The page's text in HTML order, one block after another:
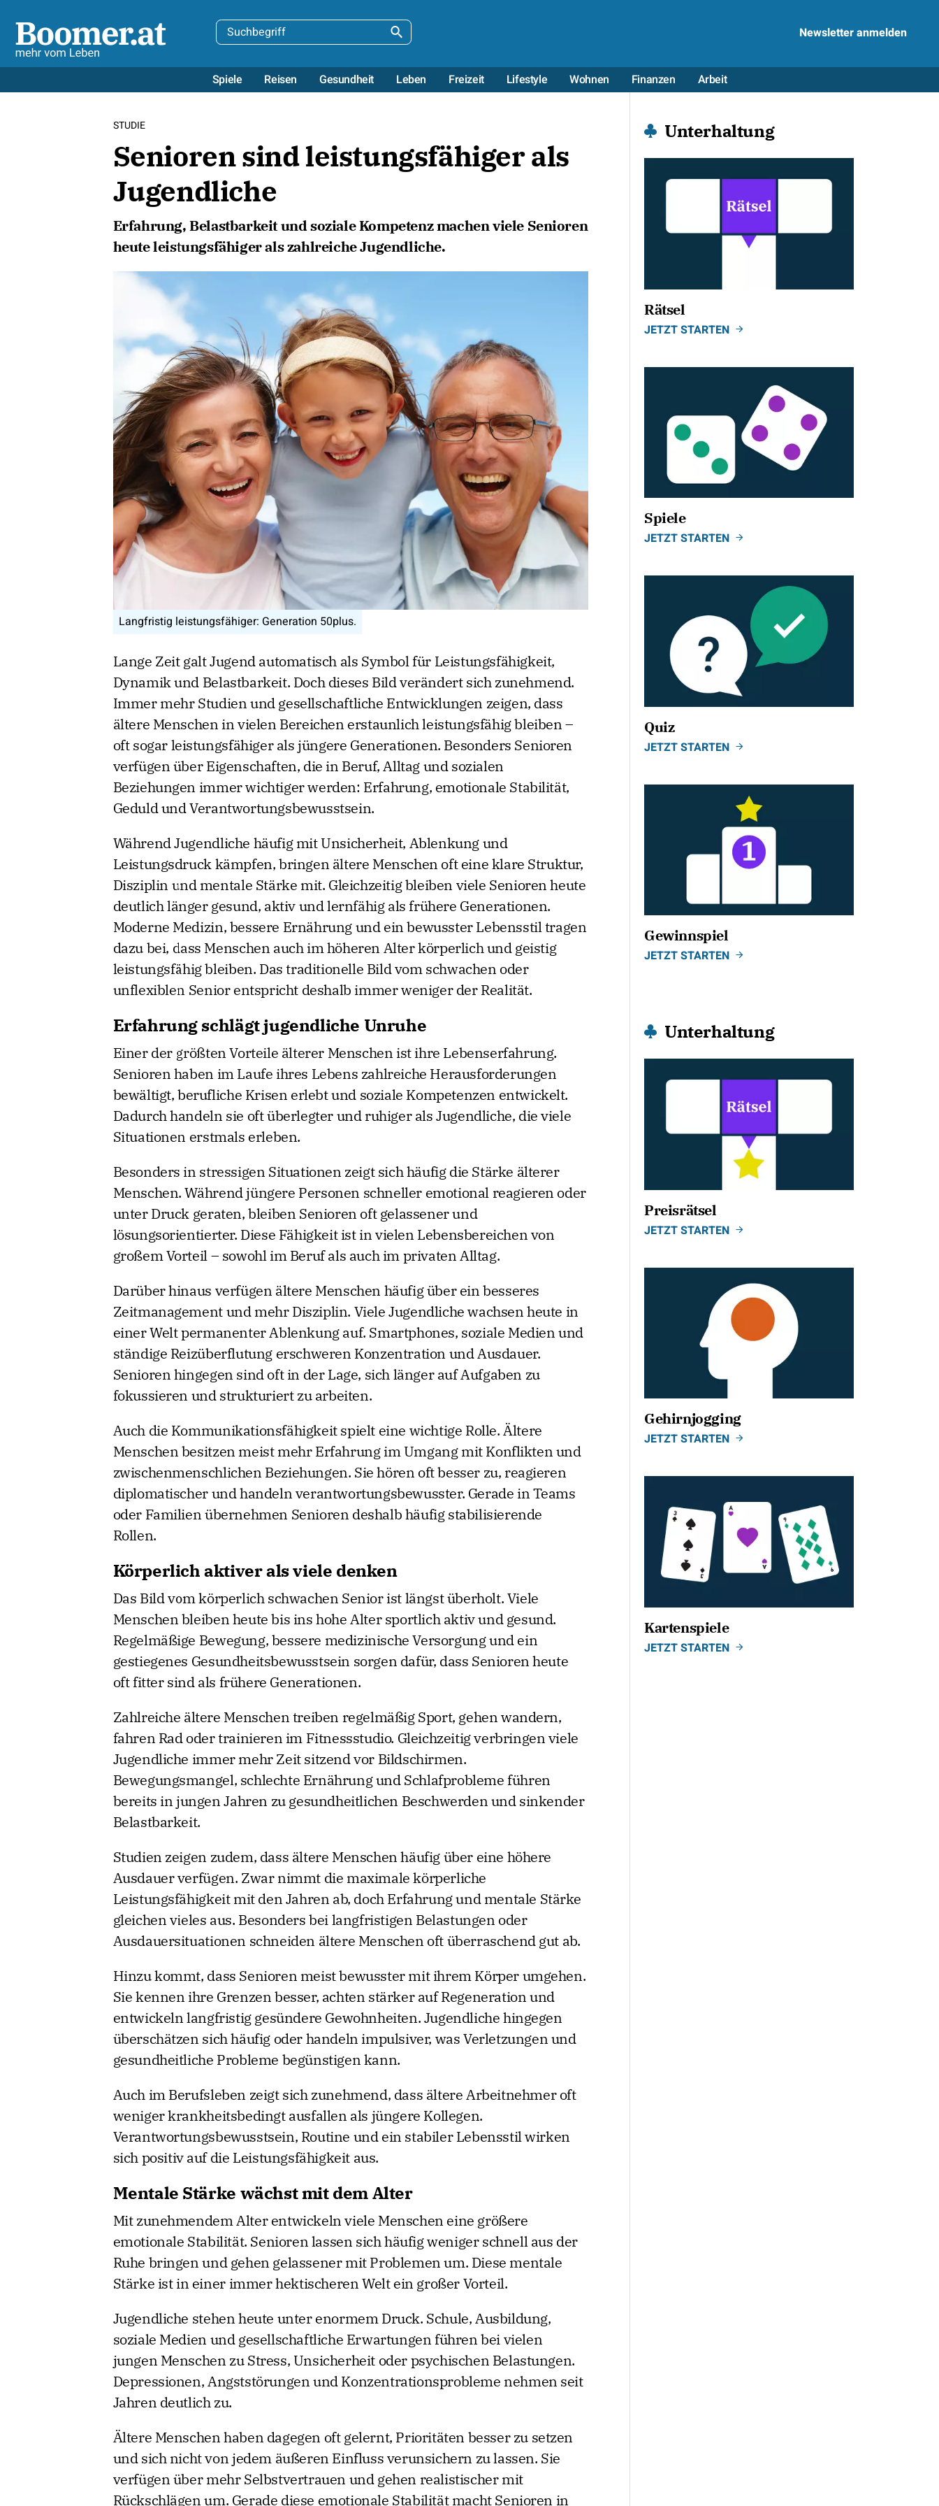
Newsletter anmelden
Spiele Reisen Gesundheit Leben Freizeit Lifestyle Wohnen Finanzen Arbeit
STUDIE
Senioren sind leistungsfähiger als
Jugendliche
Erfahrung, Belastbarkeit und soziale Kompetenz machen viele Senioren
heute leistungsfähiger als zahlreiche Jugendliche.
Langfristig leistungsfähiger: Generation 50plus.
Lange Zeit galt Jugend automatisch als Symbol für Leistungsfähigkeit,
Dynamik und Belastbarkeit. Doch dieses Bild verändert sich zunehmend.
Immer mehr Studien und gesellschaftliche Entwicklungen zeigen, dass
ältere Menschen in vielen Bereichen erstaunlich leistungsfähig bleiben –
oft sogar leistungsfähiger als jüngere Generationen. Besonders Senioren
verfügen über Eigenschaften, die in Beruf, Alltag und sozialen
Beziehungen immer wichtiger werden: Erfahrung, emotionale Stabilität,
Geduld und Verantwortungsbewusstsein.
Während Jugendliche häufig mit Unsicherheit, Ablenkung und
Leistungsdruck kämpfen, bringen ältere Menschen oft eine klare Struktur,
Disziplin und mentale Stärke mit. Gleichzeitig bleiben viele Senioren heute
deutlich länger gesund, aktiv und lernfähig als frühere Generationen.
Moderne Medizin, bessere Ernährung und ein bewusster Lebensstil tragen
dazu bei, dass Menschen auch im höheren Alter körperlich und geistig
leistungsfähig bleiben. Das traditionelle Bild vom schwachen oder
unflexiblen Senior entspricht deshalb immer weniger der Realität.
Erfahrung schlägt jugendliche Unruhe
Einer der größten Vorteile älterer Menschen ist ihre Lebenserfahrung.
Senioren haben im Laufe ihres Lebens zahlreiche Herausforderungen
bewältigt, berufliche Krisen erlebt und soziale Kompetenzen entwickelt.
Dadurch handeln sie oft überlegter und ruhiger als Jugendliche, die viele
Situationen erstmals erleben.
Besonders in stressigen Situationen zeigt sich häufig die Stärke älterer
Menschen. Während jüngere Personen schneller emotional reagieren oder
unter Druck geraten, bleiben Senioren oft gelassener und
lösungsorientierter. Diese Fähigkeit ist in vielen Lebensbereichen von
großem Vorteil – sowohl im Beruf als auch im privaten Alltag.
Darüber hinaus verfügen ältere Menschen häufig über ein besseres
Zeitmanagement und mehr Disziplin. Viele Jugendliche wachsen heute in
einer Welt permanenter Ablenkung auf. Smartphones, soziale Medien und
ständige Reizüberflutung erschweren Konzentration und Ausdauer.
Senioren hingegen sind oft in der Lage, sich länger auf Aufgaben zu
fokussieren und strukturiert zu arbeiten.
Auch die Kommunikationsfähigkeit spielt eine wichtige Rolle. Ältere
Menschen besitzen meist mehr Erfahrung im Umgang mit Konflikten und
zwischenmenschlichen Beziehungen. Sie hören oft besser zu, reagieren
diplomatischer und handeln verantwortungsbewusster. Gerade in Teams
oder Familien übernehmen Senioren deshalb häufig stabilisierende
Rollen.
Körperlich aktiver als viele denken
Das Bild vom körperlich schwachen Senior ist längst überholt. Viele
Menschen bleiben heute bis ins hohe Alter sportlich aktiv und gesund.
Regelmäßige Bewegung, bessere medizinische Versorgung und ein
gestiegenes Gesundheitsbewusstsein sorgen dafür, dass Senioren heute
oft fitter sind als frühere Generationen.
Zahlreiche ältere Menschen treiben regelmäßig Sport, gehen wandern,
fahren Rad oder trainieren im Fitnessstudio. Gleichzeitig verbringen viele
Jugendliche immer mehr Zeit sitzend vor Bildschirmen.
Bewegungsmangel, schlechte Ernährung und Schlafprobleme führen
bereits in jungen Jahren zu gesundheitlichen Beschwerden und sinkender
Belastbarkeit.
Studien zeigen zudem, dass ältere Menschen häufig über eine höhere
Ausdauer verfügen. Zwar nimmt die maximale körperliche
Leistungsfähigkeit mit den Jahren ab, doch Erfahrung und mentale Stärke
gleichen vieles aus. Besonders bei langfristigen Belastungen oder
Ausdauersituationen schneiden ältere Menschen oft überraschend gut ab.
Hinzu kommt, dass Senioren meist bewusster mit ihrem Körper umgehen.
Sie kennen ihre Grenzen besser, achten stärker auf Regeneration und
entwickeln langfristig gesündere Gewohnheiten. Jugendliche hingegen
überschätzen sich häufig oder handeln impulsiver, was Verletzungen und
gesundheitliche Probleme begünstigen kann.
Auch im Berufsleben zeigt sich zunehmend, dass ältere Arbeitnehmer oft
weniger krankheitsbedingt ausfallen als jüngere Kollegen.
Verantwortungsbewusstsein, Routine und ein stabiler Lebensstil wirken
sich positiv auf die Leistungsfähigkeit aus.
Mentale Stärke wächst mit dem Alter
Mit zunehmendem Alter entwickeln viele Menschen eine größere
emotionale Stabilität. Senioren lassen sich häufig weniger schnell aus der
Ruhe bringen und gehen gelassener mit Problemen um. Diese mentale
Stärke ist in einer immer hektischeren Welt ein großer Vorteil.
Jugendliche stehen heute unter enormem Druck. Schule, Ausbildung,
soziale Medien und gesellschaftliche Erwartungen führen bei vielen
jungen Menschen zu Stress, Unsicherheit oder psychischen Belastungen.
Depressionen, Angststörungen und Konzentrationsprobleme nehmen seit
Jahren deutlich zu.
Ältere Menschen haben dagegen oft gelernt, Prioritäten besser zu setzen
und sich nicht von jedem äußeren Einfluss verunsichern zu lassen. Sie
verfügen über mehr Selbstvertrauen und gehen realistischer mit
Rückschlägen um. Gerade diese emotionale Stabilität macht Senioren in
Unterhaltung
Rätsel
JETZT STARTEN
Spiele
JETZT STARTEN
Quiz
JETZT STARTEN
Gewinnspiel
JETZT STARTEN
Unterhaltung
Preisrätsel
JETZT STARTEN
Gehirnjogging
JETZT STARTEN
Kartenspiele
JETZT STARTEN